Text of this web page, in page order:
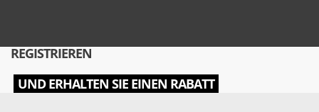
REGISTRIEREN
UND ERHALTEN SIE EINEN RABATT